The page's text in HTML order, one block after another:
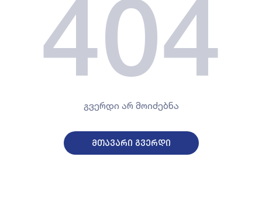
404
გვერდი არ მოიძებნა
მთავარი გვერდი